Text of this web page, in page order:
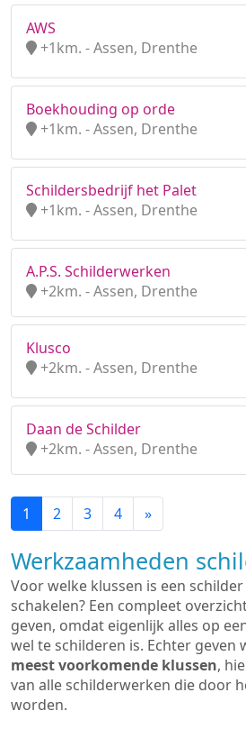
AWS
+1km. - Assen, Drenthe
Boekhouding op orde
+1km. - Assen, Drenthe
Schildersbedrijf het Palet
+1km. - Assen, Drenthe
A.P.S. Schilderwerken
+2km. - Assen, Drenthe
Klusco
+2km. - Assen, Drenthe
Daan de Schilder
+2km. - Assen, Drenthe
1 2 3 4 »
Werkzaamheden
Voor welke klussen is een
schakelen? Een compleet
geven, omdat eigenlijk alles op
wel te schilderen is. Echter geven
meest voorkomende klussen,
van alle schilderwerken die door
worden.